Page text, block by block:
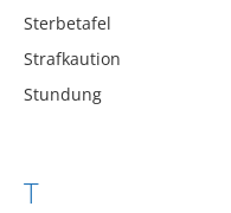
Sterbetafel
Strafkaution
Stundung
T